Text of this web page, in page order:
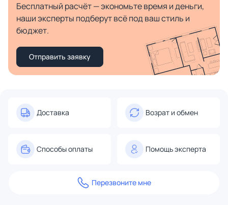
Бесплатный расчёт — экономьте время и деньги,
наши эксперты подберут всё под ваш стиль и
бюджет.
Отправить заявку
Доставка Возрат и обмен
Способы оплаты Помощь эксперта
Перезвоните мне